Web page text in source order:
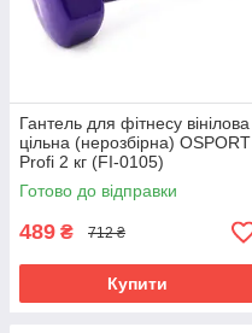
Гантель для фітнесу вінілова
цільна (нерозбірна) OSPORT
Profi 2 кг (FI-0105)
Фіолетовий
Готово до відправки
489 ₴ 712 ₴
Купити